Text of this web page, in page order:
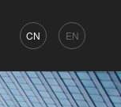
CN EN